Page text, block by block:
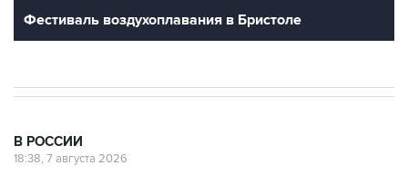
Фестиваль воздухоплавания в Бристоле
В РОССИИ
18:38, 7 августа 2026